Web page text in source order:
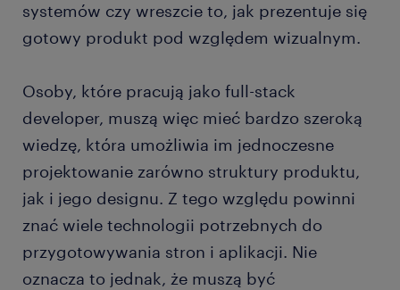
systemów czy wreszcie to, jak prezentuje się
gotowy produkt pod względem wizualnym.
Osoby, które pracują jako full-stack
developer, muszą więc mieć bardzo szeroką
wiedzę, która umożliwia im jednoczesne
projektowanie zarówno struktury produktu,
jak i jego designu. Z tego względu powinni
znać wiele technologii potrzebnych do
przygotowywania stron i aplikacji. Nie
oznacza to jednak, że muszą być